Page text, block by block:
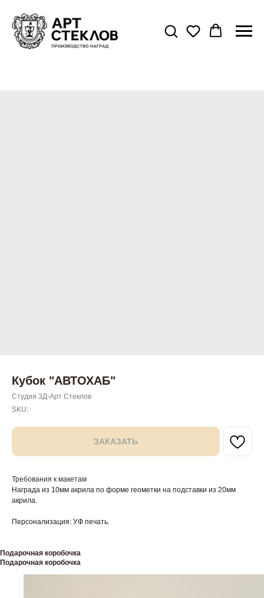
Кубок "АВТОХАБ"
Студия 3Д-Арт Стеклов
SKU:
ЗАКАЗАТЬ
Требования к макетам
Награда из 10мм акрила по форме геометки на подставки из 20мм
акрила.
Персонализация: УФ печать.
Подарочная коробочка
Подарочная коробочка